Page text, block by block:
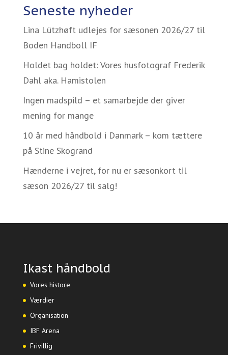
Seneste nyheder
Lina Lützhøft udlejes for sæsonen 2026/27 til
Boden Handboll IF
Holdet bag holdet: Vores husfotograf Frederik
Dahl aka. Hamistolen
Ingen madspild – et samarbejde der giver
mening for mange
10 år med håndbold i Danmark – kom tættere
på Stine Skogrand
Hænderne i vejret, for nu er sæsonkort til
sæson 2026/27 til salg!
Ikast håndbold
Vores histore
Værdier
Organisation
IBF Arena
Frivillig